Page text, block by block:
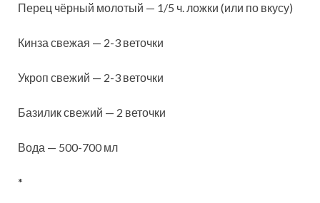
Перец чёрный молотый — 1/5 ч. ложки (или по вкусу)
Кинза свежая — 2-3 веточки
Укроп свежий — 2-3 веточки
Базилик свежий — 2 веточки
Вода — 500-700 мл
*